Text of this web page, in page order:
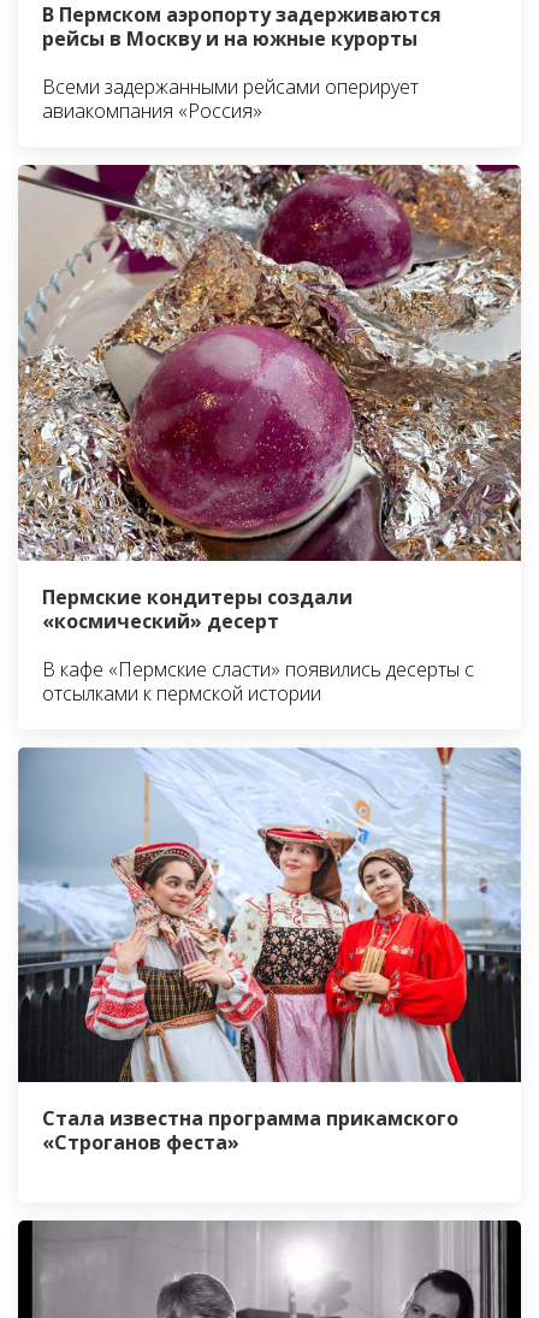
В Пермском аэропорту задерживаются
рейсы в Москву и на южные курорты
Всеми задержанными рейсами оперирует
авиакомпания «Россия»
Пермские кондитеры создали
«космический» десерт
В кафе «Пермские сласти» появились десерты с
отсылками к пермской истории
Стала известна программа прикамского
«Строганов феста»